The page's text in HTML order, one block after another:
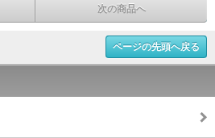
次の商品へ
ページの先頭へ戻る